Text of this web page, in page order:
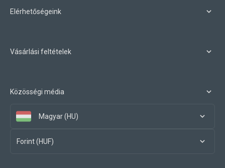
Elérhetőségeink
Vásárlási feltételek
Közösségi média
Magyar (HU)
Forint (HUF)